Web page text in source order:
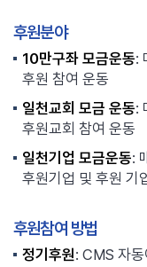
후원분야
10만구좌 모금운동:
후원 참여 운동
일천교회 모금 운동:
후원교회 참여 운동
일천기업 모금운동:
후원기업 및 후원 기
후원참여 방법
정기후원: CMS 자